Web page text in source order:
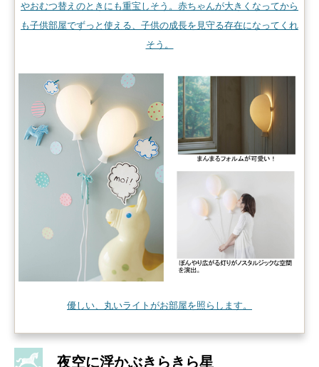
やおむつ替えのときにも重宝しそう。赤ちゃんが大きくなってから
も子供部屋でずっと使える、子供の成長を見守る存在になってくれ
そう。
優しい、丸いライトがお部屋を照らします。
夜空に浮かぶきらきら星